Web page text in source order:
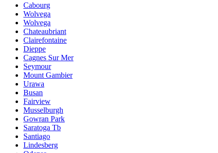
Cabourg
Wolvega
Wolvega
Chateaubriant
Clairefontaine
Dieppe
Cagnes Sur Mer
Seymour
Mount Gambier
Urawa
Busan
Fairview
Musselburgh
Gowran Park
Saratoga Tb
Santiago
Lindesberg